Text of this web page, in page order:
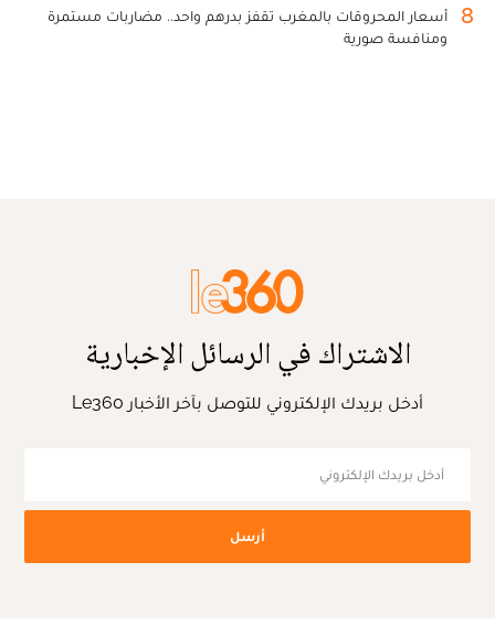
8
أسعار المحروقات بالمغرب تقفز بدرهم واحد.. مضاربات مستمرة
ومنافسة صورية
الاشتراك في الرسائل الإخبارية
أدخل بريدك الإلكتروني للتوصل بآخر الأخبار Le360
أرسل